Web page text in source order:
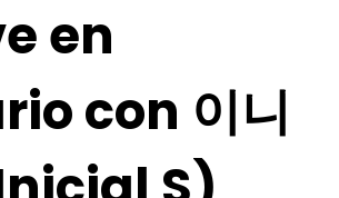
en
con 이니